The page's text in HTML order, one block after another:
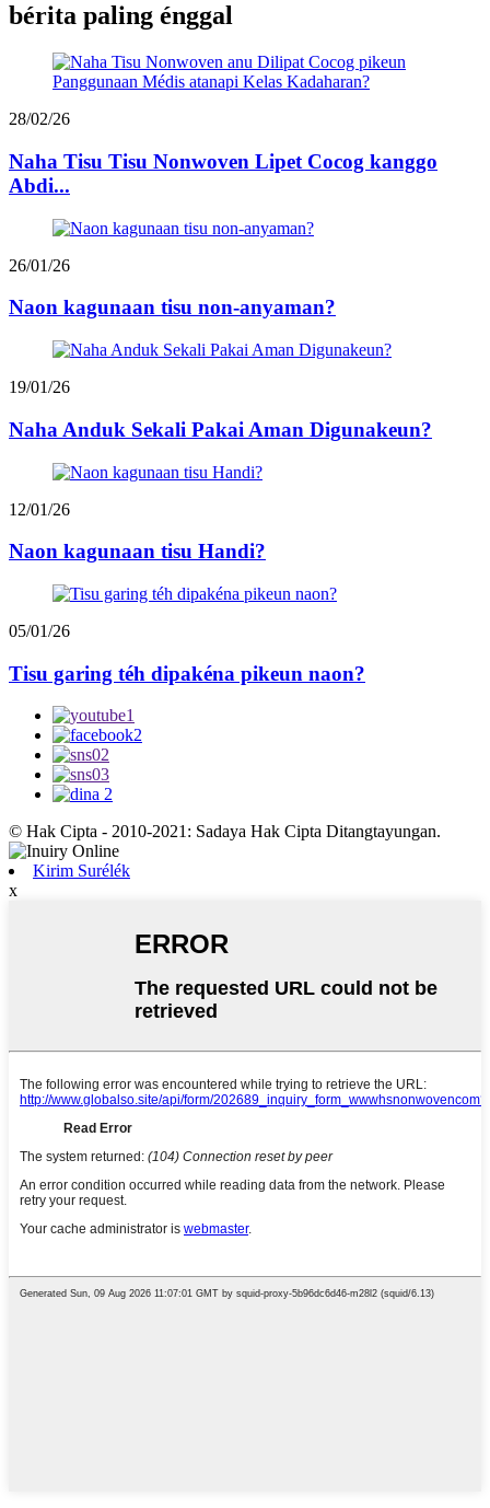
bérita paling énggal
28/02/26
Naha Tisu Tisu Nonwoven Lipet Cocog kanggo
Abdi...
26/01/26
Naon kagunaan tisu non-anyaman?
19/01/26
Naha Anduk Sekali Pakai Aman Digunakeun?
12/01/26
Naon kagunaan tisu Handi?
05/01/26
Tisu garing téh dipakéna pikeun naon?
© Hak Cipta - 2010-2021: Sadaya Hak Cipta Ditangtayungan.
Kirim Surélék
x